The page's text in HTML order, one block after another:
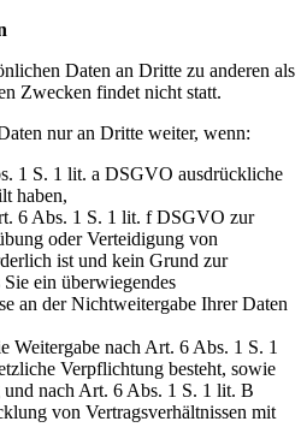
Daten an Dritte zu anderen als
Zwecken findet nicht statt.
nur an Dritte weiter, wenn:
1 S. 1 lit. a DSGVO ausdrückliche
haben,
6 Abs. 1 S. 1 lit. f DSGVO zur
oder Verteidigung von
ist und kein Grund zur
ein überwiegendes
an der Nichtweitergabe Ihrer Daten
Weitergabe nach Art. 6 Abs. 1 S. 1
Verpflichtung besteht, sowie
und nach Art. 6 Abs. 1 S. 1 lit. B
von Vertragsverhältnissen mit